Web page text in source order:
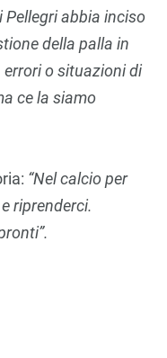
Pellegri abbia inciso
della palla in
o situazioni di
ce la siamo
“Nel calcio per
riprenderci.